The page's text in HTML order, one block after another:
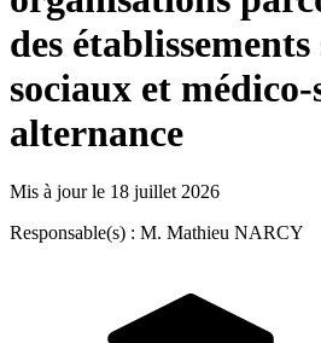
des
sociaux et
alternance
Mis à jour le 18 juillet 2026
Responsable(s) : M. Mathieu NARCY